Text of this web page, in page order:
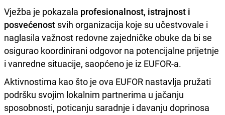
Vježba je pokazala profesionalnost, istrajnost i
posvećenost svih organizacija koje su učestvovale i
naglasila važnost redovne zajedničke obuke da bi se
osigurao koordinirani odgovor na potencijalne prijetnje
i vanredne situacije, saopćeno je iz EUFOR-a.
Aktivnostima kao što je ova EUFOR nastavlja pružati
podršku svojim lokalnim partnerima u jačanju
sposobnosti, poticanju saradnje i davanju doprinosa